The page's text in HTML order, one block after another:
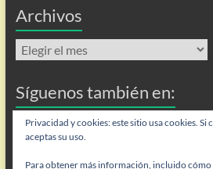
Archivos
Archivos
Síguenos también en:
Flip
Privacidad y cookies: este sitio usa cookies.
aceptas su uso.
Para obtener más información, incluido cómo